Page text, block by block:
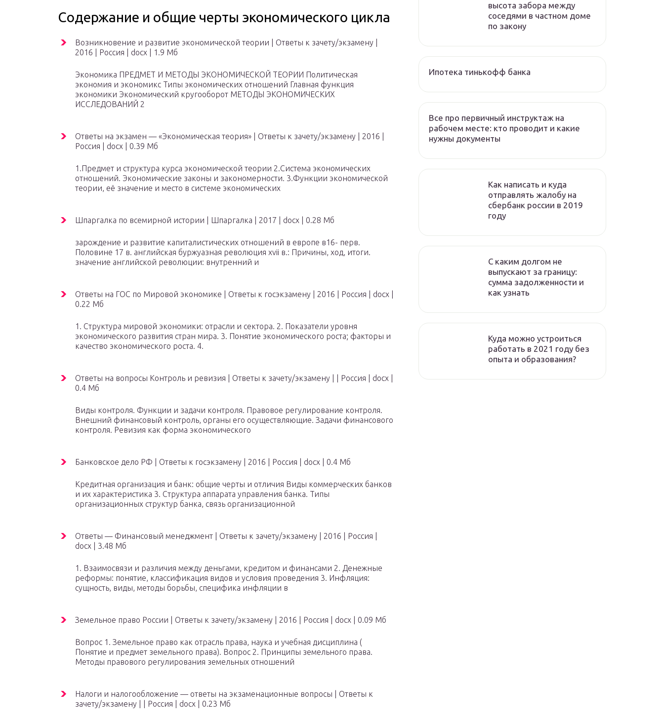
Содержание и общие черты экономического цикла
Возникновение и развитие экономической теории | Ответы к зачету/экзамену
2016
| Россия docx | 1.9 Мб
Экономика ПРЕДМЕТ И МЕТОДЫ ЭКОНОМИЧЕСКОЙ ТЕОРИИ Политическая
экономия и экономикс Типы экономических отношений Главная функция
экономики Экономический кругооборот МЕТОДЫ ЭКОНОМИЧЕСКИХ
ИССЛЕДОВАНИЙ 2
Ответы на экзамен — «Экономическая теория» | Ответы к зачету/экзамену | 2016
Россия
docx | 0.39 Мб
1.Предмет и структура курса экономической теории 2.Система экономических
отношений. Экономические законы и закономерности. 3.Функции экономической
теории, её значение и место в системе экономических
Шпаргалка по всемирной истории | Шпаргалка | 2017 | docx | 0.28 Мб
зарождение и развитие капиталистических отношений в европе в16- перв.
Половине 17 в. английская буржуазная революция xvii в.: Причины, ход, итоги.
значение английской революции: внутренний и
Ответы на ГОС по Мировой экономике | Ответы к госэкзамену | 2016 | Россия docx
0.22 Мб
1. Структура мировой экономики: отрасли и сектора. 2. Показатели уровня
экономического развития стран мира. 3. Понятие экономического роста; факторы и
качество экономического роста. 4.
Ответы на вопросы Контроль и ревизия | Ответы к зачету/экзамену | Россия docx
0.4 Мб
Виды контроля. Функции и задачи контроля. Правовое регулирование контроля.
Внешний финансовый контроль, органы его осуществляющие. Задачи финансового
контроля. Ревизия как форма экономического
Банковское дело РФ | Ответы к госэкзамену | 2016 | Россия docx | 0.4 Мб
Кредитная организация и банк: общие черты и отличия Виды коммерческих банков
и их характеристика 3. Структура аппарата управления банка. Типы
организационных структур банка, связь организационной
Ответы — Финансовый менеджмент | Ответы к зачету/экзамену | 2016 | Россия
docx | 3.48 Мб
1. Взаимосвязи и различия между деньгами, кредитом и финансами 2. Денежные
реформы: понятие, классификация видов и условия проведения 3. Инфляция:
сущность, виды, методы борьбы, специфика инфляции в
Земельное право России | Ответы к зачету/экзамену | 2016 | Россия docx | 0.09 Мб
Вопрос 1. Земельное право как отрасль права, наука и учебная дисциплина (
Понятие и предмет земельного права). Вопрос 2. Принципы земельного права.
Методы правового регулирования земельных отношений
Налоги и налогообложение — ответы на экзаменационные вопросы | Ответы к
зачету/экзамену
| Россия docx | 0.23 Мб
высота забора между
соседями в частном доме
по закону
Ипотека тинькофф банка
Все про первичный инструктаж на
рабочем месте: кто проводит и какие
нужны документы
Как написать и куда
отправлять жалобу на
сбербанк россии в 2019
году
C каким долгом не
выпускают за границу:
сумма задолженности и
как узнать
Куда можно устроиться
работать в 2021 году без
опыта и образования?